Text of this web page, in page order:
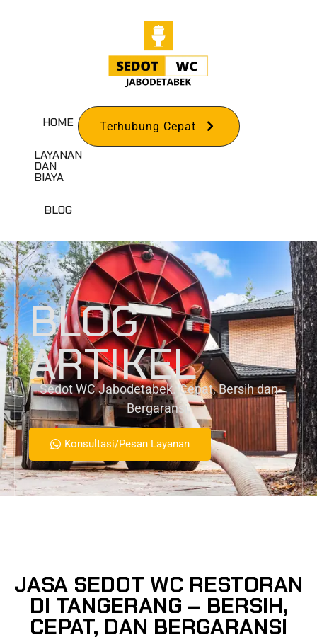
HOME
LAYANAN
DAN
BIAYA
BLOG
Terhubung Cepat
BLOG
ARTIKEL
Sedot WC Jabodetabek. Cepat, Bersih dan
Bergaransi.
Konsultasi/Pesan Layanan
JASA SEDOT WC RESTORAN
DI TANGERANG – BERSIH,
CEPAT, DAN BERGARANSI